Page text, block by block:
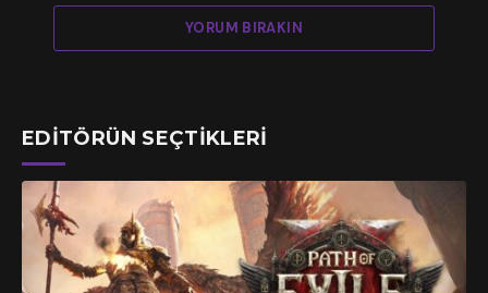
YORUM BIRAKIN
EDITÖRÜN SEÇTIKLERI